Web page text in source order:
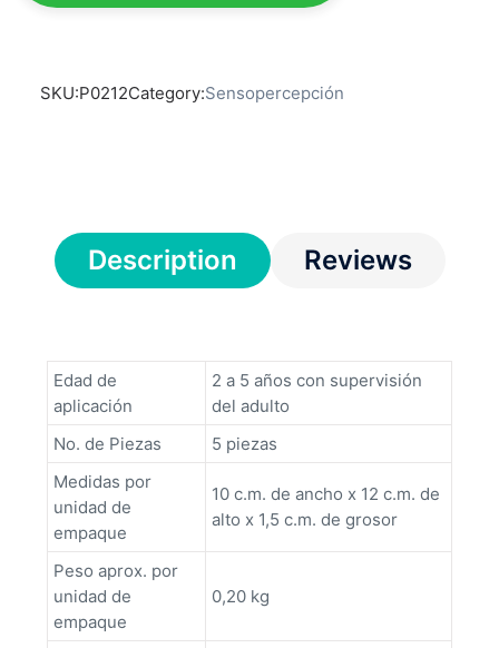
SKU:P0212Category:Sensopercepción
Description Reviews
Edad de
aplicación
2 a 5 años con supervisión
del adulto
No. de Piezas
5 piezas
Medidas por
unidad de
empaque
10 c.m. de ancho x 12 c.m. de
alto x 1,5 c.m. de grosor
Peso aprox. por
unidad de
empaque
0,20 kg